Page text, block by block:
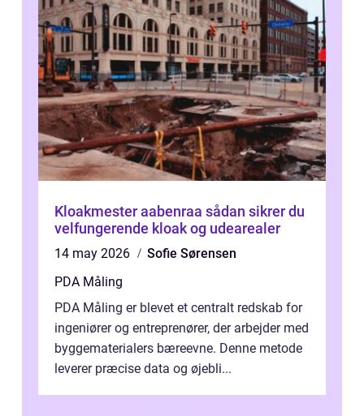
Kloakmester aabenraa sådan sikrer du
velfungerende kloak og udearealer
14 may 2026
Sofie Sørensen
PDA Måling
PDA Måling er blevet et centralt redskab for
ingeniører og entreprenører, der arbejder med
byggematerialers bæreevne. Denne metode
leverer præcise data og øjebli...